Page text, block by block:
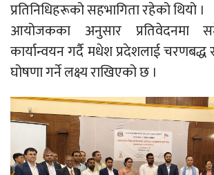
प्रतिनिधिहरूको सहभागिता रहेको थियो ।
आयोजकका अनुसार प्रतिवेदनमा
कार्यान्वयन गर्दै मधेश प्रदेशलाई चरणबद्ध
घोषणा गर्ने लक्ष्य राखिएको छ ।